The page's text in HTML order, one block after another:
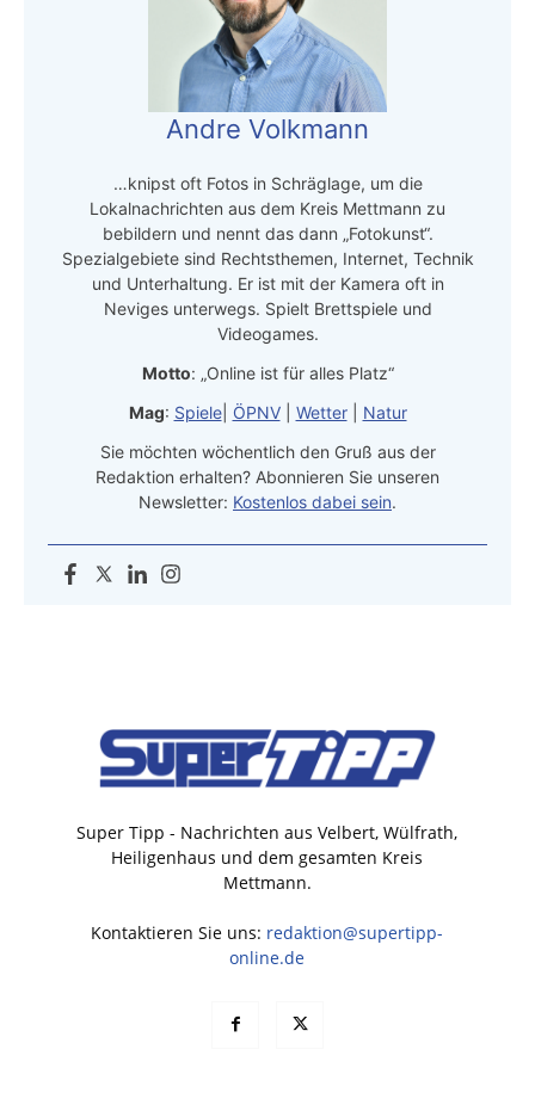
Andre Volkmann
…knipst oft Fotos in Schräglage, um die
Lokalnachrichten aus dem Kreis Mettmann zu
bebildern und nennt das dann „Fotokunst“.
Spezialgebiete sind Rechtsthemen, Internet, Technik
und Unterhaltung. Er ist mit der Kamera oft in
Neviges unterwegs. Spielt Brettspiele und
Videogames.
Motto: „Online ist für alles Platz“
Mag: Spiele| ÖPNV| Wetter| Natur
Sie möchten wöchentlich den Gruß aus der
Redaktion erhalten? Abonnieren Sie unseren
Newsletter: Kostenlos dabei sein.
Super Tipp - Nachrichten aus Velbert, Wülfrath,
Heiligenhaus und dem gesamten Kreis
Mettmann.
Kontaktieren Sie uns: redaktion@supertipp-
online.de